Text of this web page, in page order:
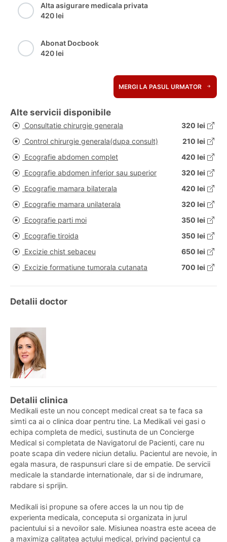
Alta asigurare medicala privata
420 lei
Abonat Docbook
420 lei
MERGI LA PASUL URMATOR
Alte servicii disponibile
Consultatie chirurgie generala
320 lei
Control chirurgie generala(dupa consult)
210 lei
Ecografie abdomen complet
420 lei
Ecografie abdomen inferior sau superior
320 lei
Ecografie mamara bilaterala
420 lei
Ecografie mamara unilaterala
320 lei
Ecografie parti moi
350 lei
Ecografie tiroida
350 lei
Excizie chist sebaceu
650 lei
Excizie formatiune tumorala cutanata
700 lei
Detalii doctor
Detalii clinica
Medikali este un nou concept medical creat sa te faca sa
simti ca ai o clinica doar pentru tine. La Medikali vei gasi o
echipa completa de medici, sustinuta de un Concierge
Medical si completata de Navigatorul de Pacienti, care nu
poate scapa din vedere niciun detaliu. Pacientul are nevoie, in
egala masura, de raspunsuri clare si de empatie. De servicii
medicale la standarde internationale, dar si de indrumare,
rabdare si sprijin.
Medikali isi propune sa ofere acces la un nou tip de
experienta medicala, conceputa si organizata in jurul
pacientului si a nevoilor sale. Misiunea noastra este aceea de
a maximiza calitatea actului medical, privind pacientul ca